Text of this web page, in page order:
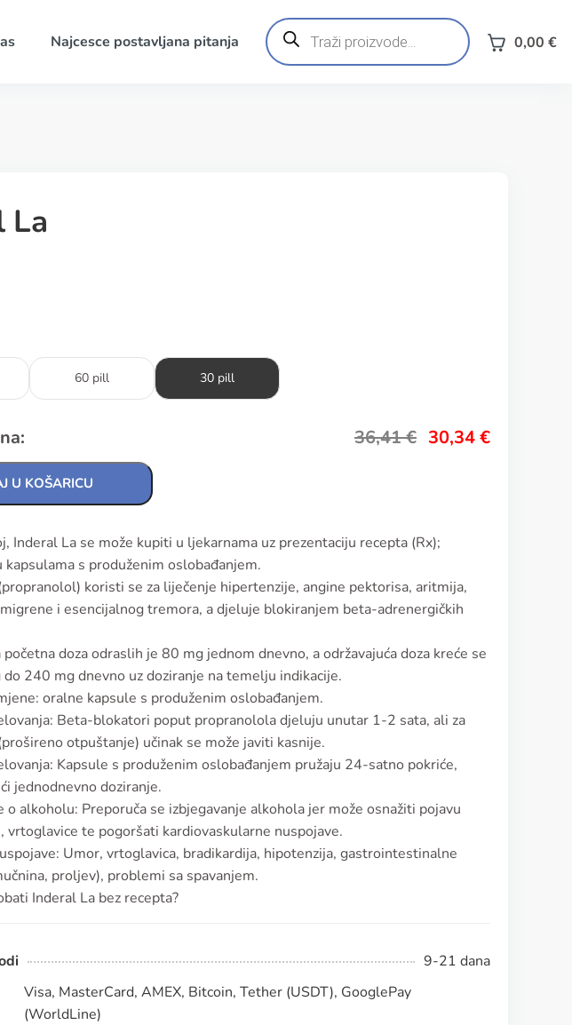
Najcesce postavljana pitanja
Products
search 0,00 €
La
60 pill 30 pill
36,41€ 30,34€
U KOŠARICU
Inderal La se može kupiti u ljekarnama uz prezentaciju recepta (Rx);
kapsulama s produženim oslobađanjem.
koristi se za liječenje hipertenzije, angine pektorisa, aritmija,
i esencijalnog tremora, a djeluje blokiranjem beta-adrenergičkih
početna doza odraslih je 80 mg jednom dnevno, a održavajuća doza kreće se
240 mg dnevno uz doziranje na temelju indikacije.
oralne kapsule s produženim oslobađanjem.
Beta-blokatori poput propranolola djeluju unutar 1-2 sata, ali za
otpuštanje) učinak se može javiti kasnije.
Kapsule s produženim oslobađanjem pružaju 24-satno pokriće,
jednodnevno doziranje.
o alkoholu: Preporuča se izbjegavanje alkohola jer može osnažiti pojavu
vrtoglavice te pogoršati kardiovaskularne nuspojave.
Umor, vrtoglavica, bradikardija, hipotenzija, gastrointestinalne
proljev), problemi sa spavanjem.
Inderal La bez recepta?
9-21 dana
Visa, MasterCard, AMEX, Bitcoin, Tether (USDT), GooglePay
(WorldLine)